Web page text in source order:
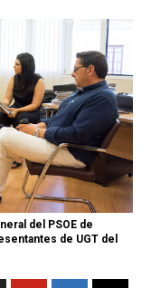
del PSOE de
de UGT del